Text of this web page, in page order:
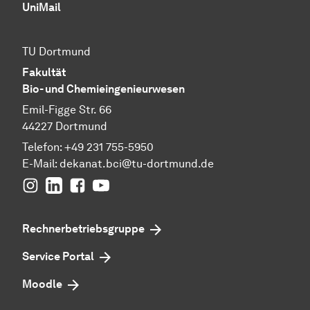
UniMail
TU Dortmund
Fakultät
Bio- und Chemieingenieurwesen
Emil-Figge Str. 66
44227 Dortmund
Telefon: +49 231 755-5950
E-Mail: dekanat.bci@tu-dortmund.de
Instagram
LinkedinFacebook
youtube
Rechnerbetriebsgruppe
Service Portal
Moodle